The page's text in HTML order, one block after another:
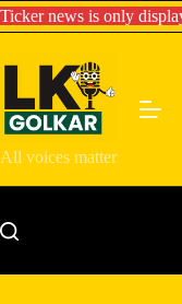
Skip
to
Ticker news is only
All voices matter